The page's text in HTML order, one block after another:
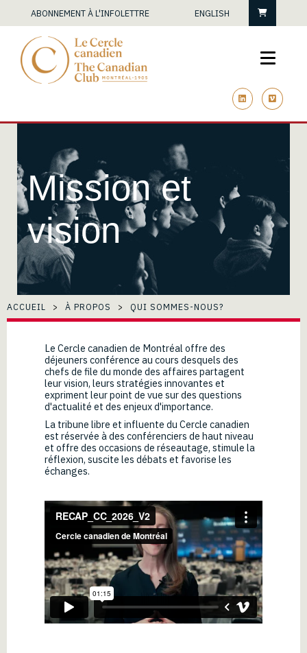
ABONNEMENT À L'INFOLETTRE ENGLISH
linkedin vimeo
Mission et
vision
ACCUEIL À PROPOS QUI SOMMES-NOUS?
Le Cercle canadien de Montréal offre des
déjeuners conférence au cours desquels des
chefs de file du monde des affaires partagent
leur vision, leurs stratégies innovantes et
expriment leur point de vue sur des questions
d'actualité et des enjeux d'importance.
La tribune libre et influente du Cercle canadien
est réservée à des conférenciers de haut niveau
et offre des occasions de réseautage, stimule la
réflexion, suscite les débats et favorise les
échanges.